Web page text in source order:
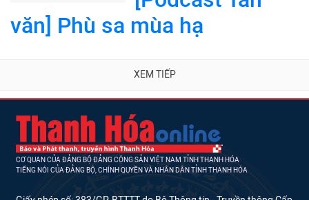
XEM TIẾP
CƠ QUAN CỦA ĐẢNG BỘ ĐẢNG CỘNG SẢN VIỆT NAM TỈNH THANH HÓA
Giấy phép số: 383/GP-BTTTT do Bộ Thông tin - Truyền thông Cấp
ngày 29 tháng 07 năm 2022.
Trụ sở: Đại lộ Hùng Vương, phường Hạc Thành, tỉnh Thanh Hóa
Giám đốc: Phạm Văn Báu.